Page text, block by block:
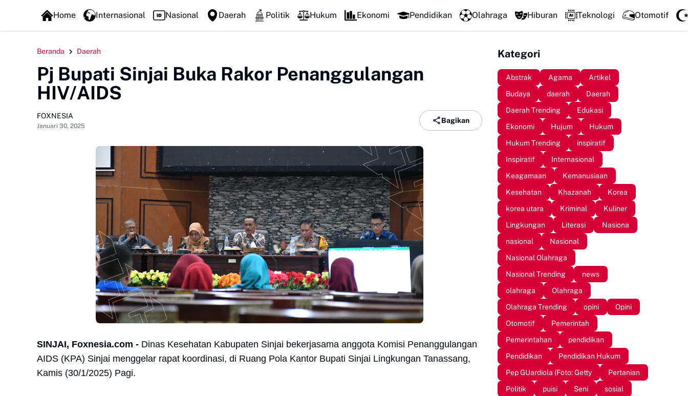
FOXLINE NEWS DPC GSNI Sinjai Gelar Sosialisasi Organisasi di
Home Internasional Nasional Daerah Politik Hukum Ekonomi Pendidikan Olahraga Hiburan Teknologi Otomotif
Beranda Daerah
Pj Bupati Sinjai Buka Rakor Penanggulangan
HIV/AIDS
FOXNESIA
Januari 30, 2025
Bagikan
SINJAI, Foxnesia.com - Dinas Kesehatan Kabupaten Sinjai bekerjasama anggota Komisi Penanggulangan
AIDS (KPA) Sinjai menggelar rapat koordinasi, di Ruang Pola Kantor Bupati Sinjai Lingkungan Tanassang,
Kamis (30/1/2025) Pagi.
Kategori
Abstrak Agama
Artikel
Budaya
daerah
Daerah
Daerah Trending
Edukasi
Ekonomi
Hujum
Hukum
Hukum Trending
inspiratif
Inspiratif
Internasional
Keagamaan
Kemanusiaan
Kesehatan
Khazanah
Korea
korea utara
Kriminal
Kuliner
Lingkungan
Literasi
Nasiona
nasional
Nasional
Nasional Olahraga
Nasional Trending
news
olahraga
Olahraga
Olahraga Trending
opini
Opini
Otomotif
Pemerintah
Pemerintahan
pendidikan
Pendidikan
Pendidikan Hukum
Pep GUardiola (Foto: Getty
Pertanian
Politik
puisi Seni
sosial